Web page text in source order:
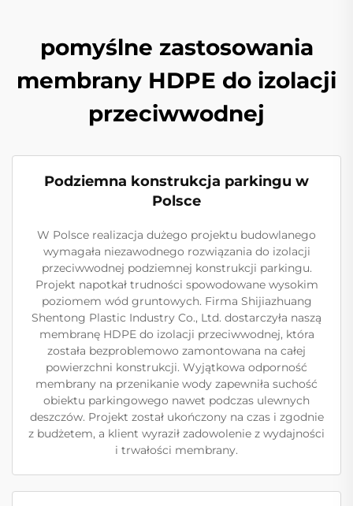
pomyślne zastosowania
membrany HDPE do izolacji
przeciwwodnej
Podziemna konstrukcja parkingu w
Polsce
W Polsce realizacja dużego projektu budowlanego
wymagała niezawodnego rozwiązania do izolacji
przeciwwodnej podziemnej konstrukcji parkingu.
Projekt napotkał trudności spowodowane wysokim
poziomem wód gruntowych. Firma Shijiazhuang
Shentong Plastic Industry Co., Ltd. dostarczyła naszą
membranę HDPE do izolacji przeciwwodnej, która
została bezproblemowo zamontowana na całej
powierzchni konstrukcji. Wyjątkowa odporność
membrany na przenikanie wody zapewniła suchość
obiektu parkingowego nawet podczas ulewnych
deszczów. Projekt został ukończony na czas i zgodnie
z budżetem, a klient wyraził zadowolenie z wydajności
i trwałości membrany.